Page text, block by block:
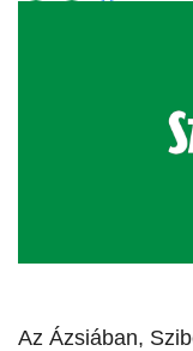
Az Ázsiában,